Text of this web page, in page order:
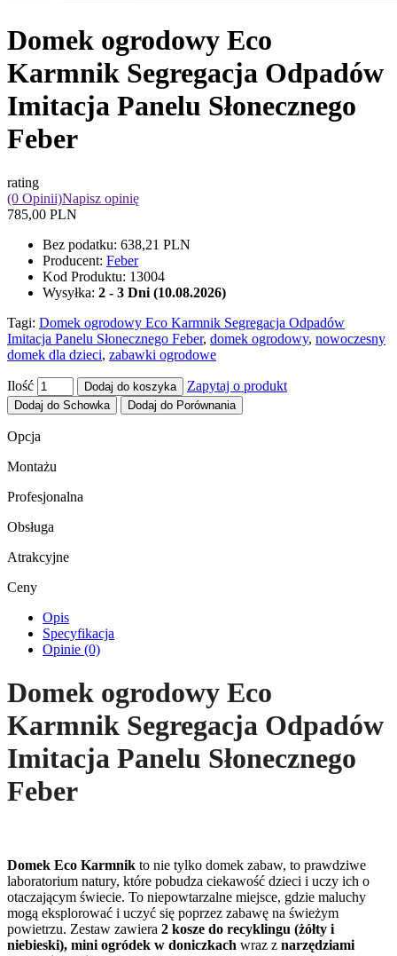
Domek ogrodowy Eco
Karmnik Segregacja Odpadów
Imitacja Panelu Słonecznego
Feber
rating
(0 Opinii)Napisz opinię
785,00 PLN
Bez podatku: 638,21 PLN
Producent: Feber
Kod Produktu: 13004
Wysyłka: 2 - 3 Dni (10.08.2026)
Tagi: Domek ogrodowy Eco Karmnik Segregacja Odpadów
Imitacja Panelu Słonecznego Feber, domek ogrodowy, nowoczesny
domek dla dzieci, zabawki ogrodowe
Ilość Dodaj do koszyka Zapytaj o produkt
Dodaj do Schowka Dodaj do Porównania
Opcja
Montażu
Profesjonalna
Obsługa
Atrakcyjne
Ceny
Opis
Specyfikacja
Opinie (0)
Domek ogrodowy Eco
Karmnik Segregacja Odpadów
Imitacja Panelu Słonecznego
Feber
Domek Eco Karmnik to nie tylko domek zabaw, to prawdziwe
laboratorium natury, które pobudza ciekawość dzieci i uczy ich o
otaczającym świecie. To niepowtarzalne miejsce, gdzie maluchy
mogą eksplorować i uczyć się poprzez zabawę na świeżym
powietrzu. Zestaw zawiera 2 kosze do recyklingu (żółty i
niebieski), mini ogródek w doniczkach wraz z narzędziami